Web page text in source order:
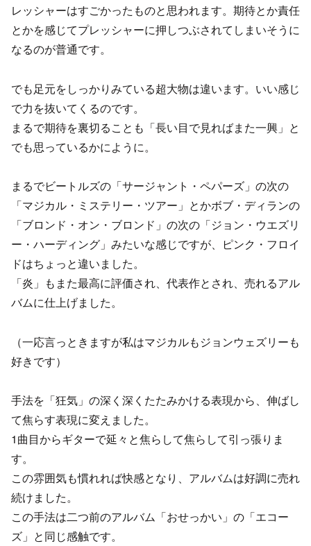
レッシャーはすごかったものと思われます。期待とか責任
とかを感じてプレッシャーに押しつぶされてしまいそうに
なるのが普通です。
でも足元をしっかりみている超大物は違います。いい感じ
で力を抜いてくるのです。
まるで期待を裏切ることも「長い目で見ればまた一興」と
でも思っているかにように。
まるでビートルズの「サージャント・ペパーズ」の次の
「マジカル・ミステリー・ツアー」とかボブ・ディランの
「ブロンド・オン・ブロンド」の次の「ジョン・ウエズリ
ー・ハーディング」みたいな感じですが、ピンク・フロイ
ドはちょっと違いました。
「炎」もまた最高に評価され、代表作とされ、売れるアル
バムに仕上げました。
（一応言っときますが私はマジカルもジョンウェズリーも
好きです）
手法を「狂気」の深く深くたたみかける表現から、伸ばし
て焦らす表現に変えました。
1曲目からギターで延々と焦らして焦らして引っ張りま
す。
この雰囲気も慣れれば快感となり、アルバムは好調に売れ
続けました。
この手法は二つ前のアルバム「おせっかい」の「エコー
ズ」と同じ感触です。